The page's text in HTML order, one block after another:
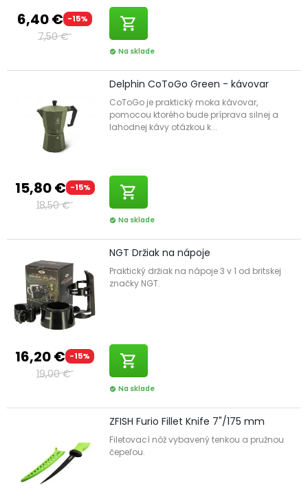
6,40 € -15%
7,50 €
shopping_cart
check_circle Na sklade
15,80 € -15%
18,50 €
Delphin CoToGo Green - kávovar
CoToGo je praktický moka kávovar,
pomocou ktorého bude príprava silnej a
lahodnej kávy otázkou k...
shopping_cart
check_circle Na sklade
16,20 € -15%
19,00 €
NGT Držiak na nápoje
Praktický držiak na nápoje 3 v 1 od britskej
značky NGT.
shopping_cart
check_circle Na sklade
ZFISH Furio Fillet Knife 7"/175 mm
Filetovací nôž vybavený tenkou a pružnou
čepeľou.